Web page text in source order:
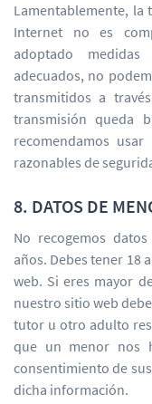
Lamentablemente, la
Internet no es
adoptado
adecuados, no
transmitidos a
transmisión queda
recomendamos
razonables de
8. DATOS DE
No recogemos
años. Debes tener 18
web. Si eres mayor
nuestro sitio web
tutor u otro adulto
que un menor nos
consentimiento de
dicha información.